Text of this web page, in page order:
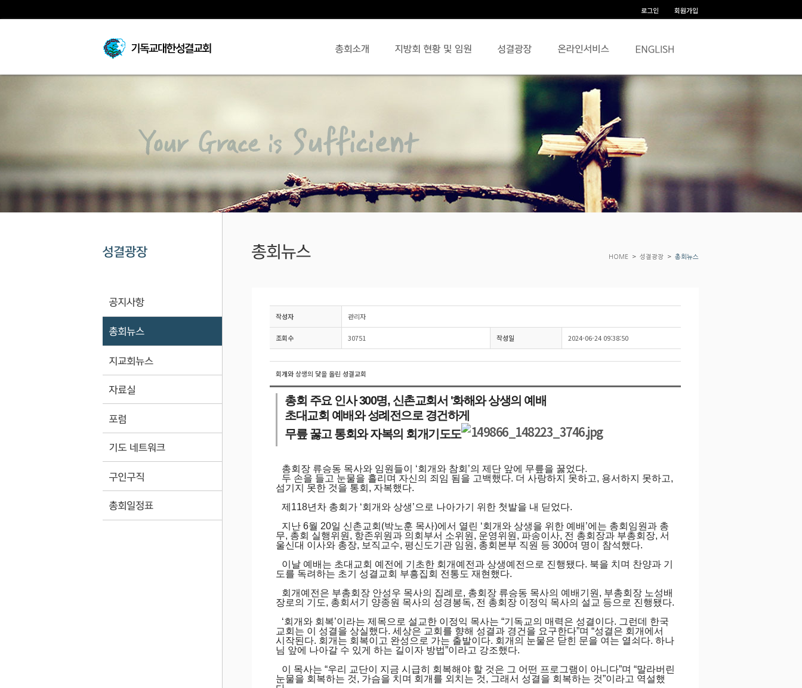
로그인 회원가입
HOME > 성결광장 > 총회뉴스
작성자 관리자
조회수 30751 작성일 2024-06-24 09:38:50
회개와 상생의 닻을 올린 성결교회
총회 주요 인사 300명, 신촌교회서 '화해와 상생의 예배
초대교회 예배와 성례전으로 경건하게
무릎 꿇고 통회와 자복의 회개기도도
총회장 류승동 목사와 임원들이 ‘회개와 참회’의 제단 앞에 무릎을 꿇었다.
두 손을 들고 눈물을 흘리며 자신의 죄임 됨을 고백했다. 더 사랑하지 못하고, 용서하지 못하고,
섬기지 못한 것을 통회, 자복했다.
제118년차 총회가 ‘회개와 상생’으로 나아가기 위한 첫발을 내 딛었다.
지난 6월 20일 신촌교회(박노훈 목사)에서 열린 ‘회개와 상생을 위한 예배’에는 총회임원과 총
무, 총회 실행위원, 항존위원과 의회부서 소위원, 운영위원, 파송이사, 전 총회장과 부총회장, 서
울신대 이사와 총장, 보직교수, 평신도기관 임원, 총회본부 직원 등 300여 명이 참석했다.
이날 예배는 초대교회 예전에 기초한 회개예전과 상생예전으로 진행됐다. 북을 치며 찬양과 기
도를 독려하는 초기 성결교회 부흥집회 전통도 재현했다.
회개예전은 부총회장 안성우 목사의 집례로, 총회장 류승동 목사의 예배기원, 부총회장 노성배
장로의 기도, 총회서기 양종원 목사의 성경봉독, 전 총회장 이정익 목사의 설교 등으로 진행됐다.
‘회개와 회복’이라는 제목으로 설교한 이정익 목사는 “기독교의 매력은 성결이다. 그런데 한국
교회는 이 성결을 상실했다. 세상은 교회를 향해 성결과 경건을 요구한다”며 “성결은 회개에서
시작된다. 회개는 회복이고 완성으로 가는 출발이다. 회개의 눈물은 닫힌 문을 여는 열쇠다. 하나
님 앞에 나아갈 수 있게 하는 길이자 방법”이라고 강조했다.
이 목사는 “우리 교단이 지금 시급히 회복해야 할 것은 그 어떤 프로그램이 아니다”며 “말라버린
눈물을 회복하는 것, 가슴을 치며 회개를 외치는 것, 그래서 성결을 회복하는 것”이라고 역설했